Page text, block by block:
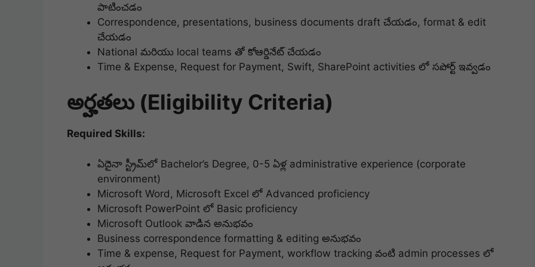
పాటించడం
Correspondence, presentations, business documents draft చేయడం, format & edit
చేయడం
National మరియు local teams తో కోఆర్డినేట్ చేయడం
Time & Expense, Request for Payment, Swift, SharePoint activities లో సపోర్ట్ ఇవ్వడం
అర్హతలు (Eligibility Criteria)
Required Skills:
ఏదైనా స్ట్రీమ్‌లో Bachelor’s Degree, 0-5 ఏళ్ల administrative experience (corporate
environment)
Microsoft Word, Microsoft Excel లో Advanced proficiency
Microsoft PowerPoint లో Basic proficiency
Microsoft Outlook వాడిన అనుభవం
Business correspondence formatting & editing అనుభవం
Time & expense, Request for Payment, workflow tracking వంటి admin processes లో